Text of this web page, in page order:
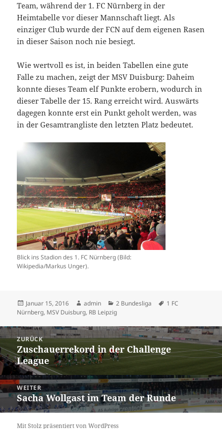
Team, während der 1. FC Nürnberg in der
Heimtabelle vor dieser Mannschaft liegt. Als
einziger Club wurde der FCN auf dem eigenen Rasen
in dieser Saison noch nie besiegt.
Wie wertvoll es ist, in beiden Tabellen eine gute
Falle zu machen, zeigt der MSV Duisburg: Daheim
konnte dieses Team elf Punkte erobern, wodurch in
dieser Tabelle der 15. Rang erreicht wird. Auswärts
dagegen konnte erst ein Punkt geholt werden, was
in der Gesamtrangliste den letzten Platz bedeutet.
Blick ins Stadion des 1. FC Nürnberg (Bild:
Wikipedia/Markus Unger).
Veröffentlicht
am
Januar 15, 2016 Autor
admin Kategorien
2 Bundesliga Schlagwörter
1 FC
Nürnberg, MSV Duisburg, RB Leipzig
Beitrags-
Navigation
ZURÜCK
Vorheriger
Beitrag:
Zuschauerrekord in der Challenge
League
WEITER
Nächster
Beitrag:
Sacha Wollgast im Team der Runde
Mit Stolz präsentiert von WordPress